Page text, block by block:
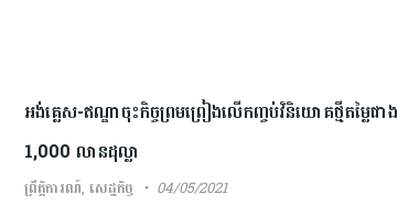
អង់គ្លេស-ឥណ្ឌាចុះកិច្ចព្រមព្រៀងលើកញ្ចប់វិនិយោគថ្មីតម្លៃជាង
1,000 លានដុល្លា
ព្រឹត្តិការណ៍, សេដ្ឋកិច្ច 04/05/2021